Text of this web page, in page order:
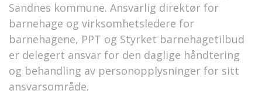
Sandnes kommune. Ansvarlig direktør for
barnehage og virksomhetsledere for
barnehagene, PPT og Styrket barnehagetilbud
er delegert ansvar for den daglige håndtering
og behandling av personopplysninger for sitt
ansvarsområde.